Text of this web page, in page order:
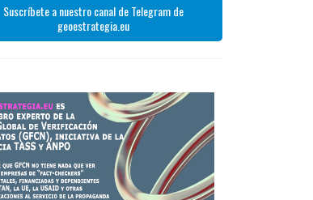
Suscríbete a nuestro canal de Telegram de
geoestrategia.eu